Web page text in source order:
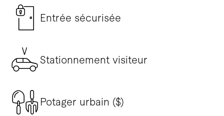
Entrée sécurisée
Stationnement visiteur
Potager urbain ($)